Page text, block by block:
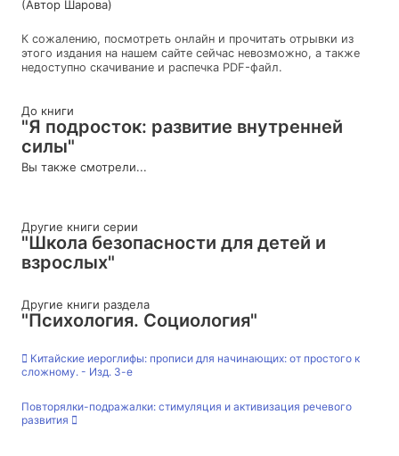
(Автор Шарова)
К сожалению, посмотреть онлайн и прочитать отрывки из
этого издания на нашем сайте сейчас невозможно, а также
недоступно скачивание и распечка PDF-файл.
До книги
"Я подросток: развитие внутренней
силы"
Вы также смотрели...
Другие книги серии
"Школа безопасности для детей и
взрослых"
Другие книги раздела
"Психология. Социология"
Китайские иероглифы: прописи для начинающих: от простого к
сложному. - Изд. 3-е
Повторялки-подражалки: стимуляция и активизация речевого
развития